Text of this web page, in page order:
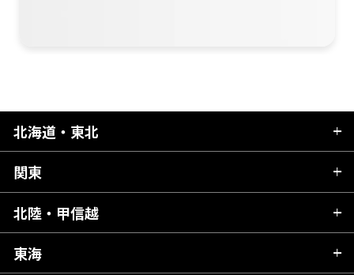
北海道・東北
北海道
青森県
秋田県
関東
茨城県
栃木県
北陸・甲信越
新潟県
東海